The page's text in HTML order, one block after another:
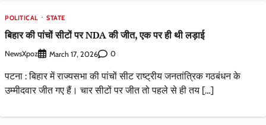
POLITICAL STATE
बिहार की पांचों सीटों पर NDA की जीत, एक पर ही थी लड़ाई
NewsXpoz March 17, 2026 0
पटना : बिहार में राज्यसभा की पांचों सीट राष्ट्रीय जनतांत्रिक गठबंधन के
उम्मीदवार जीत गए हैं। चार सीटों पर जीत तो पहले से ही तय […]